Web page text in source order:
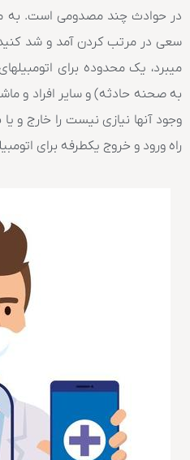
در حوادث چند مصدومی است. به
سعی در مرتب کردن آمد و شد
میبرد، یک محدوده برای
به صحنه حادثه) و سایر افراد و
وجود آنها نیازی نیست را خارج
راه ورود و خروج یکطرفه برای